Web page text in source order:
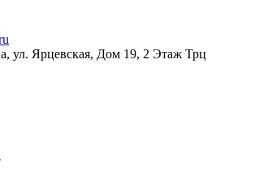
ул. Ярцевская, Дом 19, 2 Этаж Трц